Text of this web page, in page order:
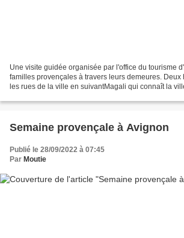
Une visite guidée organisée par l'office du tourisme
familles provençales à travers leurs demeures.
les rues de la ville en suivantMagali qui connaît la
Semaine provençale à Avignon
Publié le 28/09/2022 à 07:45
Par Moutie